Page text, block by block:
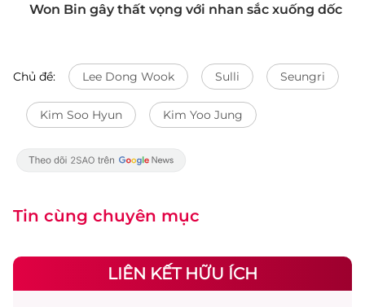
Won Bin gây thất vọng với nhan sắc xuống dốc
Chủ đề: Lee Dong Wook Sulli Seungri
Kim Soo Hyun Kim Yoo Jung
Tin cùng chuyên mục
LIÊN KẾT HỮU ÍCH